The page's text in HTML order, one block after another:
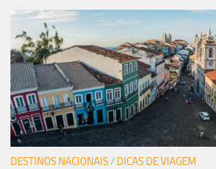
DESTINOS NACIONAIS/ DICAS DE VIAGEM